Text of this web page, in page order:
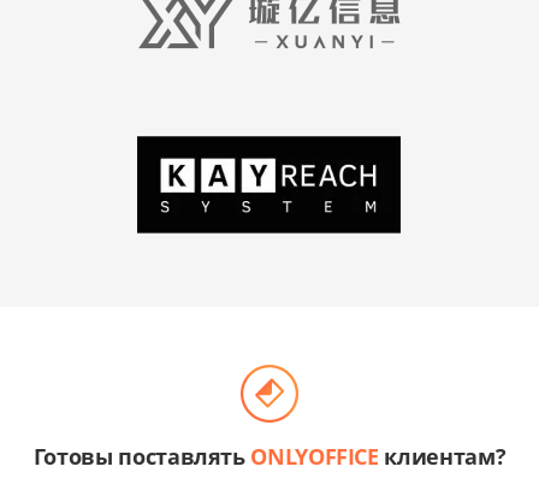
Готовы поставлять ONLYOFFICE клиентам?